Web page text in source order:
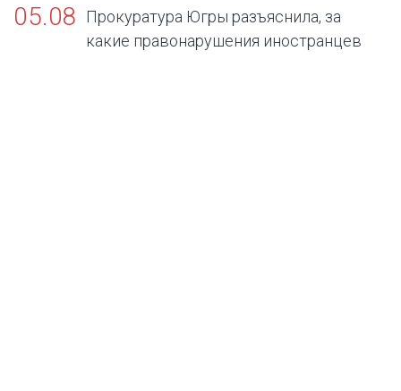
05.08
Прокуратура Югры разъяснила, за
какие правонарушения иностранцев